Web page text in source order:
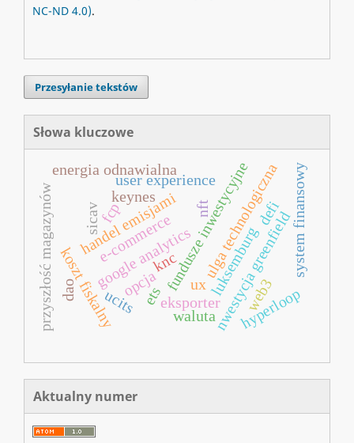
NC-ND 4.0).
Przesyłanie tekstów
Słowa kluczowe
fundusze inwestycyjne
eksporter
ux
e‐commerce
google analytics
handel emisjami
ets
ulga technologiczna
koszt fiskalnyopcja
nft
waluta
luksemburg
ucits
sicavfcp nwestycja greenfield
user experience
dao
energia odnawialna
keynes
hyperloop
knc
przyszłość magazynów defi system finansowy
web3
Aktualny numer